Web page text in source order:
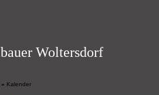
Woltersdorf
» Kalender